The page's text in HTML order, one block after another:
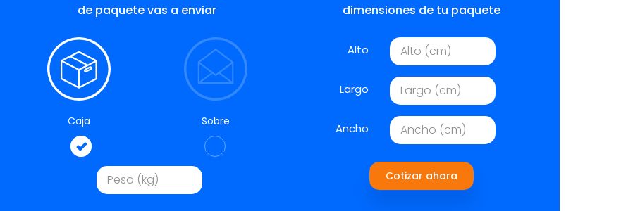
de paquete vas a enviar
Caja Sobre
dimensiones de tu paquete
Alto
Largo
Ancho
Cotizar ahora